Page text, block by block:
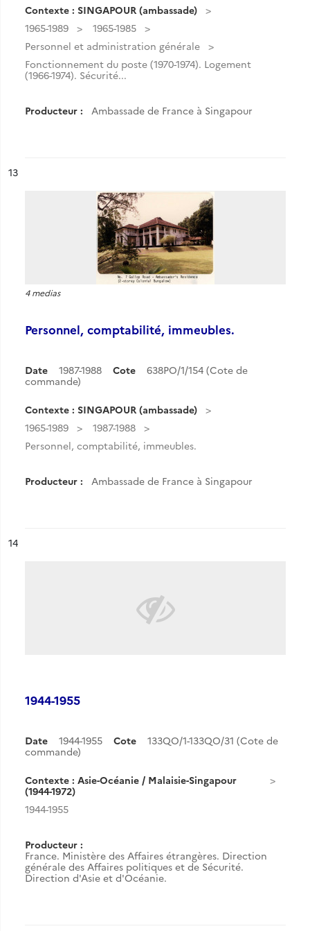
Contexte : SINGAPOUR (ambassade)
1965-1989
1965-1985
Personnel et administration générale
Fonctionnement du poste (1970-1974). Logement
(1966-1974). Sécurité...
Producteur : Ambassade de France à Singapour
n°
13
4 medias
Personnel, comptabilité, immeubles.
Date 1987-1988 Cote
638PO/1/154 (Cote de
commande)
Contexte : SINGAPOUR (ambassade)
1965-1989
1987-1988
Personnel, comptabilité, immeubles.
Producteur : Ambassade de France à Singapour
n°
14
1944-1955
Date 1944-1955 Cote
133QO/1-133QO/31 (Cote de
commande)
Contexte : Asie-Océanie / Malaisie-Singapour
(1944-1972)
1944-1955
Producteur :
France. Ministère des Affaires étrangères. Direction
générale des Affaires politiques et de Sécurité.
Direction d'Asie et d'Océanie.